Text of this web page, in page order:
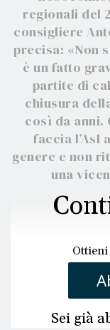
regionali del
consigliere
precisa: «Non
è un fatto
partite di
chiusura
così da anni.
faccia l’Asl
genere e non
una
Ottieni
Sei già